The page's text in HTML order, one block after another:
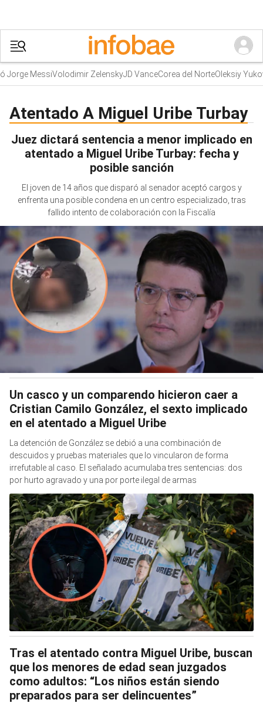
MessiVolodimir ZelenskyJD VanceCorea del NorteOleksiy Yukov
Atentado A Miguel Uribe Turbay
Juez dictará sentencia a menor implicado en
atentado a Miguel Uribe Turbay: fecha y
posible sanción
El joven de 14 años que disparó al senador aceptó cargos y
enfrenta una posible condena en un centro especializado, tras
fallido intento de colaboración con la Fiscalía
Un casco y un comparendo hicieron caer a
Cristian Camilo González, el sexto implicado
en el atentado a Miguel Uribe
La detención de González se debió a una combinación de
descuidos y pruebas materiales que lo vincularon de forma
irrefutable al caso. El señalado acumulaba tres sentencias: dos
por hurto agravado y una por porte ilegal de armas
Tras el atentado contra Miguel Uribe, buscan
que los menores de edad sean juzgados
como adultos: “Los niños están siendo
preparados para ser delincuentes”